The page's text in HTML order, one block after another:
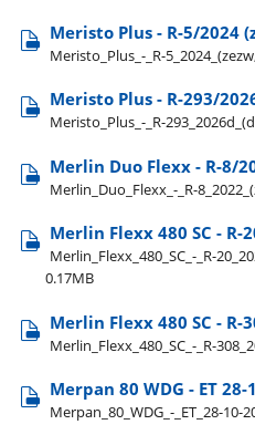
Meristo Plus - R-5/2024
Meristo​_Plus​_-​_R-
Meristo Plus - R-293/
Meristo​_Plus​_-​_R-
Merlin Duo Flexx - R-8/
Merlin​_Duo​_Flexx​_-​_R-
Merlin Flexx 480 SC -
Merlin​_Flexx​_480​_SC​_-​_R-
0.17MB
Merlin Flexx 480 SC -
Merlin​_Flexx​_480​_SC​_-​_R-
Merpan 80 WDG - ET 28-
Merpan​_80​_WDG​_-​_ET​_28-10-